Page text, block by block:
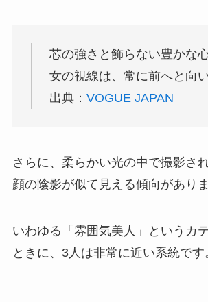
芯の強さと飾らない豊かな
女の視線は、常に前へと向い
出典： VOGUE JAPAN
さらに、柔らかい光の中で撮影さ
顔の陰影が似て見える傾向がありま
いわゆる「雰囲気美人」というカ
ときに、3人は非常に近い系統です